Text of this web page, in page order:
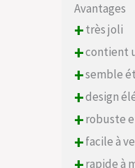
Avantages
+très joli
+contient
+semble
+design
+robuste
+facile à
rapide à